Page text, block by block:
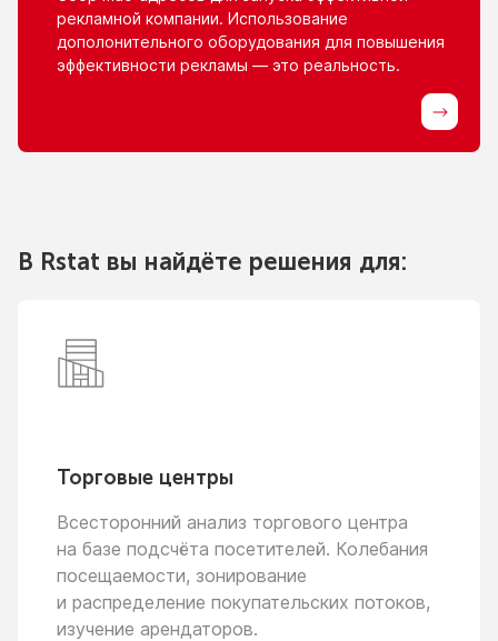
рекламной компании. Использование
дополонительного оборудования для повышения
эффективности рекламы — это реальность.
В Rstat вы найдёте решения для:
Торговые центры
Всесторонний анализ торгового центра
на базе подсчёта посетителей. Колебания
посещаемости, зонирование
и распределение покупательских потоков,
изучение арендаторов.